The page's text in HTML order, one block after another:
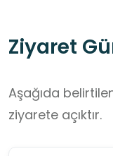
Ziyaret
Aşağıda
ziyarete açıktır.